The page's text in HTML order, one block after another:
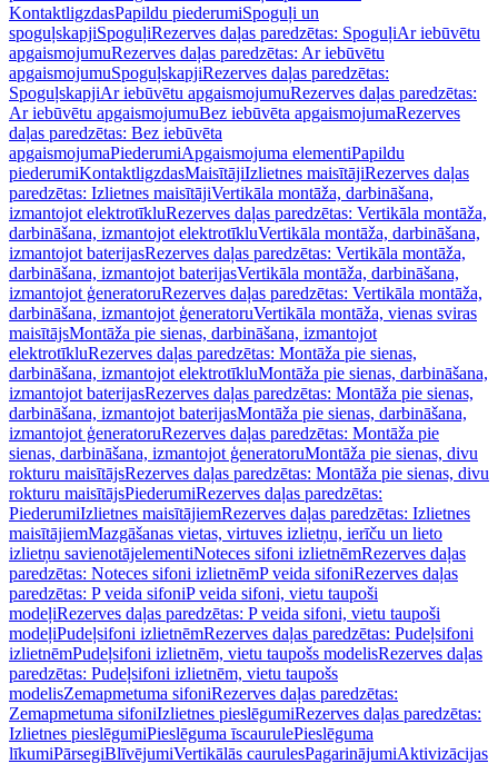
KontaktligzdasPapildu piederumiSpoguļi un
spoguļskapjiSpoguļiRezerves daļas paredzētas: SpoguļiAr iebūvētu
apgaismojumuRezerves daļas paredzētas: Ar iebūvētu
apgaismojumuSpoguļskapjiRezerves daļas paredzētas:
SpoguļskapjiAr iebūvētu apgaismojumuRezerves daļas paredzētas:
Ar iebūvētu apgaismojumuBez iebūvēta apgaismojumaRezerves
daļas paredzētas: Bez iebūvēta
apgaismojumaPiederumiApgaismojuma elementiPapildu
piederumiKontaktligzdasMaisītājiIzlietnes maisītājiRezerves daļas
paredzētas: Izlietnes maisītājiVertikāla montāža, darbināšana,
izmantojot elektrotīkluRezerves daļas paredzētas: Vertikāla montāža,
darbināšana, izmantojot elektrotīkluVertikāla montāža, darbināšana,
izmantojot baterijasRezerves daļas paredzētas: Vertikāla montāža,
darbināšana, izmantojot baterijasVertikāla montāža, darbināšana,
izmantojot ģeneratoruRezerves daļas paredzētas: Vertikāla montāža,
darbināšana, izmantojot ģeneratoruVertikāla montāža, vienas sviras
maisītājsMontāža pie sienas, darbināšana, izmantojot
elektrotīkluRezerves daļas paredzētas: Montāža pie sienas,
darbināšana, izmantojot elektrotīkluMontāža pie sienas, darbināšana,
izmantojot baterijasRezerves daļas paredzētas: Montāža pie sienas,
darbināšana, izmantojot baterijasMontāža pie sienas, darbināšana,
izmantojot ģeneratoruRezerves daļas paredzētas: Montāža pie
sienas, darbināšana, izmantojot ģeneratoruMontāža pie sienas, divu
rokturu maisītājsRezerves daļas paredzētas: Montāža pie sienas, divu
rokturu maisītājsPiederumiRezerves daļas paredzētas:
PiederumiIzlietnes maisītājiemRezerves daļas paredzētas: Izlietnes
maisītājiemMazgāšanas vietas, virtuves izlietņu, ierīču un lieto
izlietņu savienotājelementiNoteces sifoni izlietnēmRezerves daļas
paredzētas: Noteces sifoni izlietnēmP veida sifoniRezerves daļas
paredzētas: P veida sifoniP veida sifoni, vietu taupoši
modeļiRezerves daļas paredzētas: P veida sifoni, vietu taupoši
modeļiPudeļsifoni izlietnēmRezerves daļas paredzētas: Pudeļsifoni
izlietnēmPudeļsifoni izlietnēm, vietu taupošs modelisRezerves daļas
paredzētas: Pudeļsifoni izlietnēm, vietu taupošs
modelisZemapmetuma sifoniRezerves daļas paredzētas:
Zemapmetuma sifoniIzlietnes pieslēgumiRezerves daļas paredzētas:
Izlietnes pieslēgumiPieslēguma īscaurulePieslēguma
līkumiPārsegiBlīvējumiVertikālās caurulesPagarinājumiAktivizācijas